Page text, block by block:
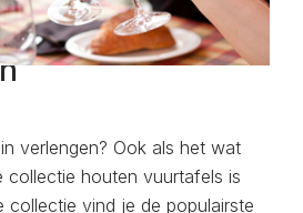
vuurtafels en
verlengen? Ook als het wat
collectie houten vuurtafels is
collectie vind je de populairste